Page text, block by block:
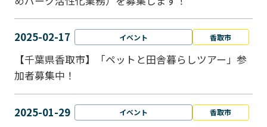
2025-02-17 イベント 香取市
【千葉県香取市】「ペットと⽥舎暮らしツアー」参
加者募集中！
2025-01-29 イベント 香取市